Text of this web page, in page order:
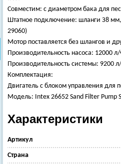
Совместим: с диаметром бака для
Штатное подключение: шланги З8
29060)
Мотор поставляется без шлангов и
Производительность насоса: 12000 л/
Производительность системы: 9200
Комплектация:
Двигатель с блоком управления для
Модель: Intex 26652 Sand Filter Pump
Характеристики
Артикул
Страна